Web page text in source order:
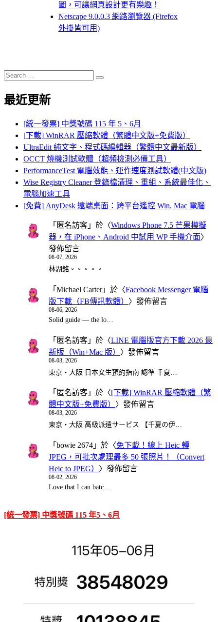
圖，可讓網頁設計更有樂趣！
Netscape 9.0.0.3 網路瀏覽器 (Firefox
外掛皆可用)
Search
for:
Search
最近更新
[統一發票] 中獎號碼 115 年 5、6月
[下載] WinRAR 壓縮軟體（繁體中文版+免費版）
UltraEdit 純文字、程式碼編輯器（繁體中文最新版）
OCCT 燒機測試軟體（超頻檢測必備工具）
PerformanceTest 電腦效能、運作速度測試軟體(中文版)
Wise Registry Cleaner 登錄檔清理、重組、系統最佳化、
電腦加速工具
[免費] AnyDesk 遠端桌面：跨平台遙控 Win, Mac 電腦
「 匿名訪客 」於〈Windows Phone 7.5 芒果模擬
器，在 iPhone、Android 中試用 WP 手機介面〉
發佈留言
08-07, 2026
林湖銘。。。。。
「 Michael Carter」於〈Facebook Messenger 電腦
版下載（FB傳訊軟體） 〉發佈留言
08-06, 2026
Solid guide — the lo…
「 匿名訪客 」於〈LINE 電腦版官方下載 2026 最
新版（Win+Mac 版） 〉發佈留言
08-03, 2026
東京・大阪 日本女生預約指南 認準 千夏…
「 匿名訪客 」於〈[下載] WinRAR 壓縮軟體（繁
體中文版+免費版） 〉發佈留言
08-03, 2026
東京・大阪 高級派遣サービス 【千夏の伊…
「 bowie 2674 」於〈免下載！線上 Heic 轉
JPEG，可批次處理最多 50 張照片！（Convert
Heic to JPEG） 〉發佈留言
08-02, 2026
Love that I can batc…
[統一發票] 中獎號碼 115 年5、6月